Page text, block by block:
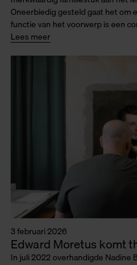
Oneerbiedig gesteld gaat het om
functie van het voorwerp is een
Lees meer
3 februari 2026
Edward Moretus komt
In juli 2022 overhandigde Nadine